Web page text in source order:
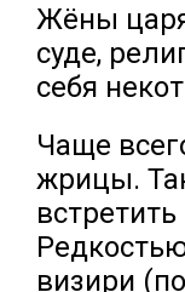
Жёны
суде,
себя
Чаще
жрицы.
визири